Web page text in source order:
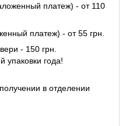
платеж) - от 110
платеж) - от 55 грн.
- 150 грн.
упаковки года!
в отделении